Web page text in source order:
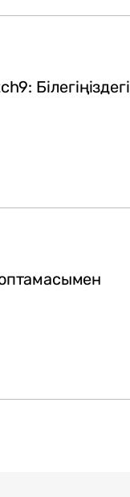
Білегіңіздегі